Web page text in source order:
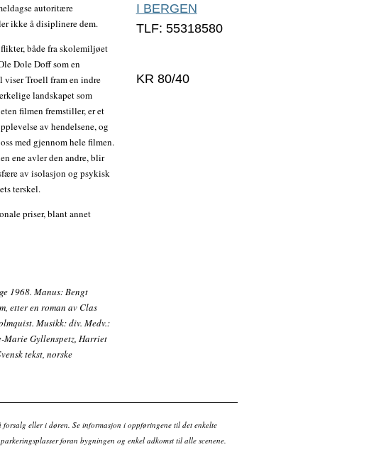
autoritære
ikke å disiplinere dem.
både fra skolemiljøet
Dole Doff som en
viser Troell fram en indre
landskapet som
filmen fremstiller, er et
av hendelsene, og
med gjennom hele filmen.
ene avler den andre, blir
av isolasjon og psykisk
terskel.
priser, blant annet
1968. Manus: Bengt
etter en roman av Clas
Musikk: div. Medv.:
Marie Gyllenspetz, Harriet
tekst, norske
I BERGEN
TLF: 55318580
KR 80/40
eller i døren. Se informasjon i oppføringene til det enkelte
foran bygningen og enkel adkomst til alle scenene.